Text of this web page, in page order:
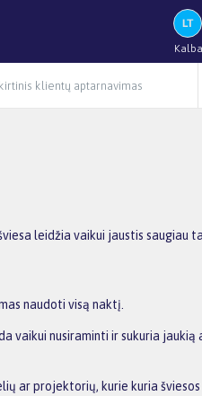
Kalba
klientų aptarnavimas
leidžia vaikui jaustis saugiau
naudoti visą naktį.
vaikui nusiraminti ir sukuria jaukią
ar projektorių, kurie kuria